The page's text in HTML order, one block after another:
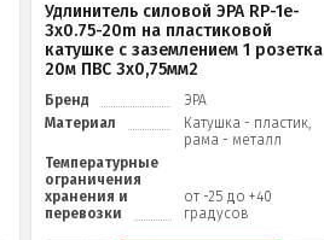
Удлинитель силовой ЭРА RP-1e-
3х0.75-20m на пластиковой
катушке c заземлением 1 розетка
20м ПВС 3х0,75мм2
Бренд
ЭРА
Материал
Катушка - пластик,
рама - металл
Температурные
ограничения
хранения и
перевозки
от -25 до +40
градусов